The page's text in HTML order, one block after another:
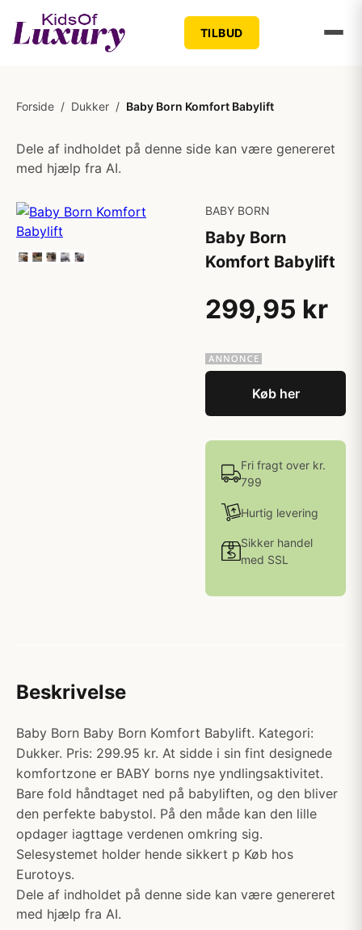
TILBUD
Forside / Dukker / Baby Born Komfort Babylift
Dele af indholdet på denne side kan være genereret
med hjælp fra AI.
BABY BORN
Baby Born
Komfort Babylift
299,95 kr
Køb her
Fri fragt over kr.
799
Hurtig levering
Sikker handel
med SSL
Beskrivelse
Baby Born Baby Born Komfort Babylift. Kategori:
Dukker. Pris: 299.95 kr. At sidde i sin fint designede
komfortzone er BABY borns nye yndlingsaktivitet.
Bare fold håndtaget ned på babyliften, og den bliver
den perfekte babystol. På den måde kan den lille
opdager iagttage verdenen omkring sig.
Selesystemet holder hende sikkert p Køb hos
Eurotoys.
Dele af indholdet på denne side kan være genereret
med hjælp fra AI.